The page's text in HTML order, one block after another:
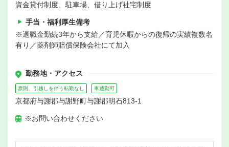
資金貸付制度、駐車場、借り上げ社宅制度
手当・福利厚生備考
※退職金勤続3年から支給／育児休暇からの復帰の実績複数名
有り／薬剤師賠償保険会社にて加入
勤務地・アクセス
原則、引越しを伴う転勤なし 車通勤可
京都府与謝郡与謝野町与謝郡明石813-1
※お問い合わせください